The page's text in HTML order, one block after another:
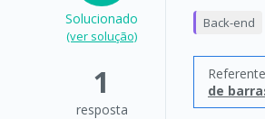
Solucionado
(ver solução)
1
resposta
Back-end
de